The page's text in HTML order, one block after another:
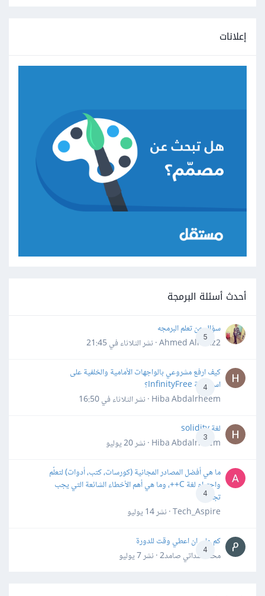
إعلانات
أحدث أسئلة البرمجة
5
سؤال عن تعلم البرمجه
Ahmed Alhafiz2 · نشر
الثلاثاء في 21:45
4
كيف ارفع مشروعي بالواجهات الأمامية والخلفية على
استضافة InfinityFree؟
Hiba Abdalrheem · نشر
الثلاثاء في 16:50
3
لغة solidity
Hiba Abdalrheem · نشر
20 يوليو
4
ما هي أفضل المصادر المجانية (كورسات، كتب، أدوات) لتعلّم
واحترام لغة C++، وما هي أهم الأخطاء الشائعة التي يجب
تجنبها؟
Tech_Aspire · نشر
14 يوليو
4
كم علي ان اعطي وقت للدورة
محمد سداتي صامد2 · نشر
7 يوليو